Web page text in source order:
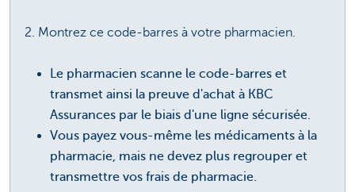
2. Montrez ce code-barres à votre pharmacien.
Le pharmacien scanne le code-barres et
transmet ainsi la preuve d'achat à KBC
Assurances par le biais d'une ligne sécurisée.
Vous payez vous-même les médicaments à la
pharmacie, mais ne devez plus regrouper et
transmettre vos frais de pharmacie.